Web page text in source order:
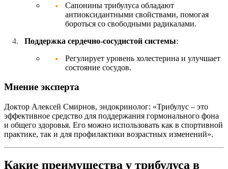
Сапонины трибулуса обладают
антиоксидантными свойствами, помогая
бороться со свободными радикалами.
Поддержка сердечно-сосудистой системы:
Регулирует уровень холестерина и улучшает
состояние сосудов.
Мнение эксперта
Доктор Алексей Смирнов, эндокринолог: «Трибулус – это
эффективное средство для поддержания гормонального фона
и общего здоровья. Его можно использовать как в спортивной
практике, так и для профилактики возрастных изменений».
Какие преимущества у трибулуса в